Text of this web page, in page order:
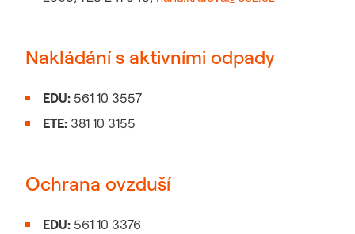
Nakládání s aktivními odpady
EDU: 561 10 3557
ETE: 381 10 3155
Ochrana ovzduší
EDU: 561 10 3376